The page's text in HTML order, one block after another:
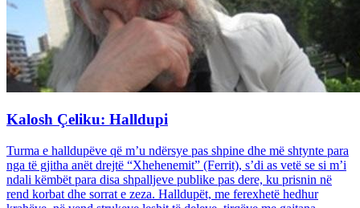
Kalosh Çeliku: Halldupi
Turma e halldupëve që m’u ndërsye pas shpine dhe më shtynte para
nga të gjitha anët drejtë “Xhehenemit” (Ferrit), s’di as vetë se si m’i
ndali këmbët para disa shpalljeve publike pas dere, ku prisnin në
rend korbat dhe sorrat e zeza. Halldupët, me ferexhetë hedhur